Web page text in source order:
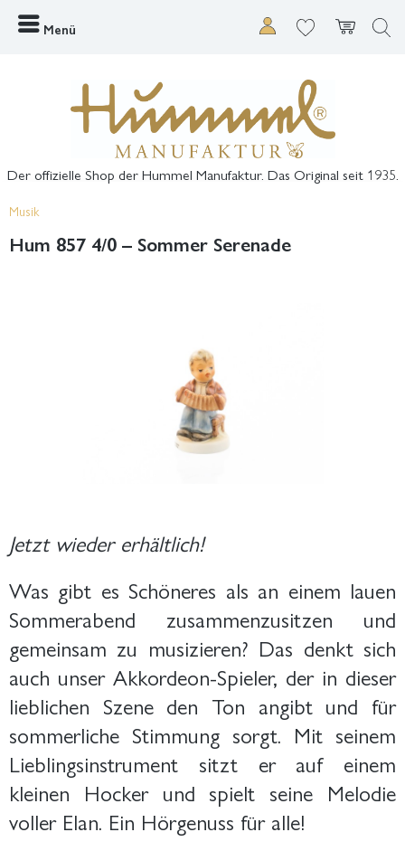
Menü
Der offizielle Shop der Hummel Manufaktur. Das Original seit 1935.
Musik
Hum 857 4/0 – Sommer Serenade
Jetzt wieder erhältlich!
Was gibt es Schöneres als an einem lauen
Sommerabend zusammenzusitzen und
gemeinsam zu musizieren? Das denkt sich
auch unser Akkordeon-Spieler, der in dieser
lieblichen Szene den Ton angibt und für
sommerliche Stimmung sorgt. Mit seinem
Lieblingsinstrument sitzt er auf einem
kleinen Hocker und spielt seine Melodie
voller Elan. Ein Hörgenuss für alle!